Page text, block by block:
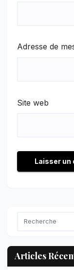
Adresse de
Site web
Articles